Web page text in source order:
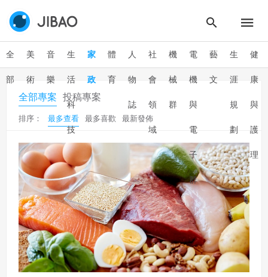
全
部
美
術
音
樂
生
活
科
技
家
政
體
育
人
物
誌
社
會
領
域
機
械
群
電
機
與
電
子
群
藝
文
生
涯
規
劃
健
康
與
護
理
全部專案 投稿專案
排序： 最多查看 最多喜歡 最新發佈